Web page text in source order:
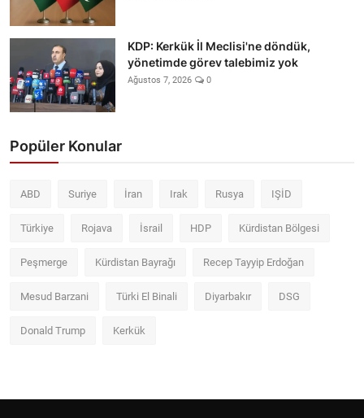
KDP: Kerkük İl Meclisi'ne döndük,
yönetimde görev talebimiz yok
Ağustos 7, 2026 0
Popüler Konular
ABD Suriye İran Irak Rusya IŞİD
Türkiye Rojava İsrail HDP Kürdistan Bölgesi
Peşmerge Kürdistan Bayrağı Recep Tayyip Erdoğan
Mesud Barzani Türki El Binali Diyarbakır DSG
Donald Trump Kerkük